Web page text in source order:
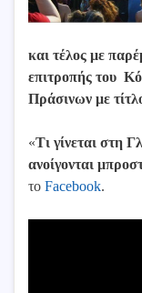
και τέλος με
επιτροπής του
Πράσινων με
«Τι γίνεται στη
ανοίγονται
το Facebook.